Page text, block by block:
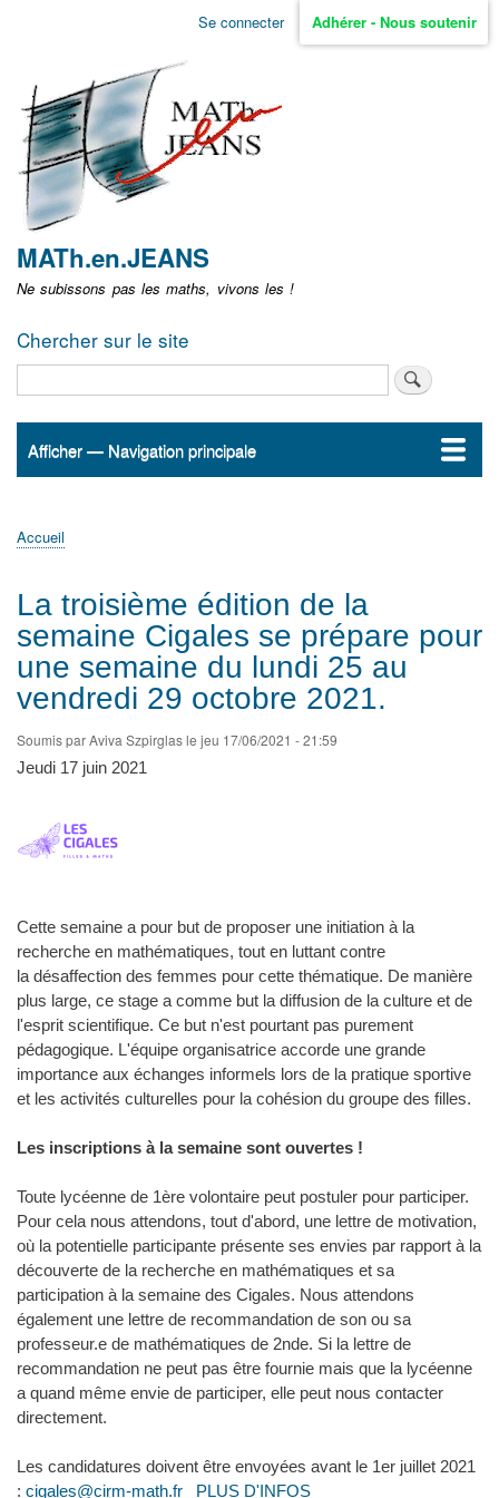
Aller
non
identifié
Se connecter Adhérer - Nous soutenir
MATh.en.JEANS
Ne subissons pas les maths, vivons les !
Chercher sur le site
Navigation
Afficher — Navigation principale
Accueil
ActualitésMATh.en.JEANS ?
Régions et Ateliers
Créer, gérer un atelier
Sujets/Publications
Congrès
d'Ariane
Accueil
La troisième édition de la
semaine Cigales se prépare pour
une semaine du lundi 25 au
vendredi 29 octobre 2021.
Soumis parAviva Szpirglasle jeu 17/06/2021 - 21:59
Jeudi 17 juin 2021
Cette semaine a pour but de proposer une initiation à la
recherche en mathématiques, tout en luttant contre
la désaffection des femmes pour cette thématique. De manière
plus large, ce stage a comme but la diffusion de la culture et de
l'esprit scientifique. Ce but n'est pourtant pas purement
pédagogique. L'équipe organisatrice accorde une grande
importance aux échanges informels lors de la pratique sportive
et les activités culturelles pour la cohésion du groupe des filles.
Les inscriptions à la semaine sont ouvertes !
Toute lycéenne de 1ère volontaire peut postuler pour participer.
Pour cela nous attendons, tout d'abord, une lettre de motivation,
où la potentielle participante présente ses envies par rapport à la
découverte de la recherche en mathématiques et sa
participation à la semaine des Cigales. Nous attendons
également une lettre de recommandation de son ou sa
professeur.e de mathématiques de 2nde. Si la lettre de
recommandation ne peut pas être fournie mais que la lycéenne
a quand même envie de participer, elle peut nous contacter
directement.
Les candidatures doivent être envoyées avant le 1er juillet 2021
: cigales@cirm-math.fr PLUS D'INFOS